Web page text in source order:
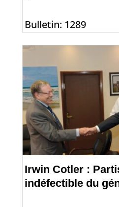
Bulletin: 1289
Irwin Cotler :
indéfectible du